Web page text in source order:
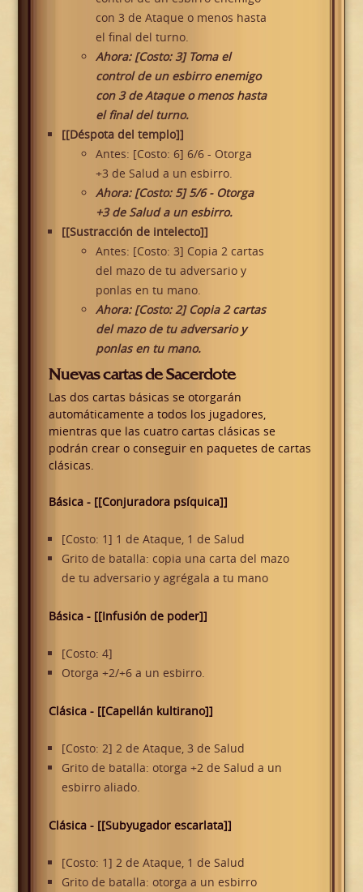
con 3 de Ataque o menos hasta
el final del turno.
Ahora: [Costo: 3] Toma el
control de un esbirro enemigo
con 3 de Ataque o menos hasta
el final del turno.
[[Déspota del templo]]
Antes: [Costo: 6] 6/6 - Otorga
+3 de Salud a un esbirro.
Ahora: [Costo: 5] 5/6 - Otorga
+3 de Salud a un esbirro.
[[Sustracción de intelecto]]
Antes: [Costo: 3] Copia 2 cartas
del mazo de tu adversario y
ponlas en tu mano.
Ahora: [Costo: 2] Copia 2 cartas
del mazo de tu adversario y
ponlas en tu mano.
Nuevas cartas de Sacerdote
Las dos cartas básicas se otorgarán
automáticamente a todos los jugadores,
mientras que las cuatro cartas clásicas se
podrán crear o conseguir en paquetes de cartas
clásicas.
Básica - [[Conjuradora psíquica]]
[Costo: 1] 1 de Ataque, 1 de Salud
Grito de batalla: copia una carta del mazo
de tu adversario y agrégala a tu mano
Básica - [[Infusión de poder]]
[Costo: 4]
Otorga +2/+6 a un esbirro.
Clásica - [[Capellán kultirano]]
[Costo: 2] 2 de Ataque, 3 de Salud
Grito de batalla: otorga +2 de Salud a un
esbirro aliado.
Clásica - [[Subyugador escarlata]]
[Costo: 1] 2 de Ataque, 1 de Salud
Grito de batalla: otorga a un esbirro